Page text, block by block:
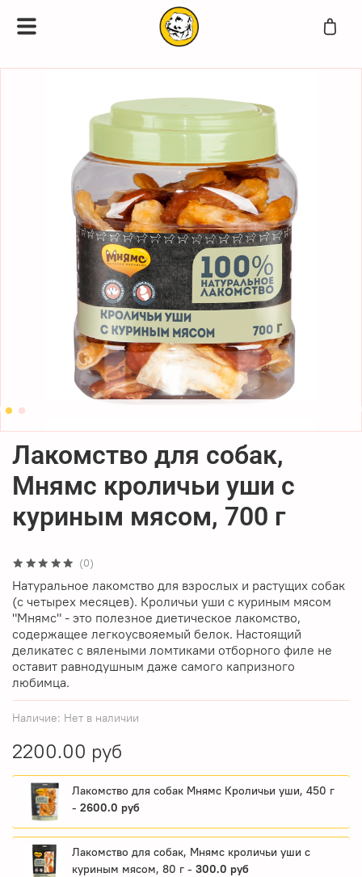
(0)
Наличие: Нет в наличии
Лакомство для собак,
Мнямс кроличьи уши с
куриным мясом, 700 г
2200.00 руб
Лакомство для собак Мнямс Кроличьи уши, 450 г
- 2600.0 руб
Лакомство для собак, Мнямс кроличьи уши с
куриным мясом, 80 г - 300.0 руб
Натуральное лакомство для взрослых и растущих собак
(с четырех месяцев). Кроличьи уши с куриным мясом
"Мнямс" - это полезное диетическое лакомство,
содержащее легкоусвояемый белок. Настоящий
деликатес с вялеными ломтиками отборного филе не
оставит равнодушным даже самого капризного
любимца.